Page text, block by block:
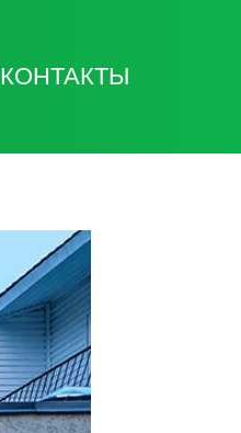
КОНТАКТЫ